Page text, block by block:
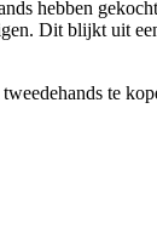
hebben
Dit blijkt uit
te